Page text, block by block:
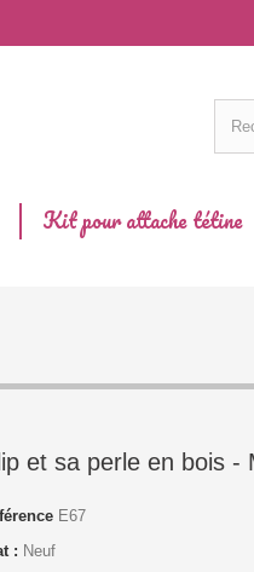
Kit pour attache tétine
et sa perle en bois -
E67
: Neuf